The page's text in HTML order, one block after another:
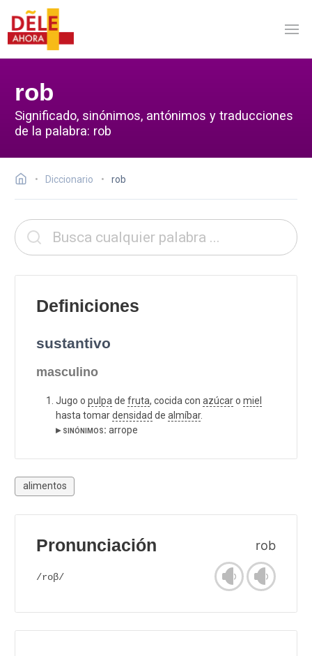
rob
Significado, sinónimos, antónimos y traducciones
de la palabra: rob
Diccionario rob
Definiciones
sustantivo
masculino
Jugo o pulpa de fruta, cocida con azúcaro miel
hasta tomardensidad de almíbar.
▸ sinónimos: arrope
alimentos
Pronunciación rob
/roβ/